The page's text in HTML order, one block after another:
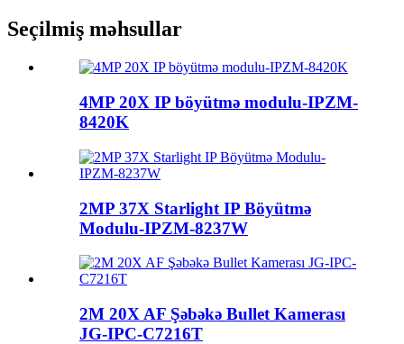
Seçilmiş məhsullar
4MP 20X IP böyütmə modulu-IPZM-
8420K
2MP 37X Starlight IP Böyütmə
Modulu-IPZM-8237W
2M 20X AF Şəbəkə Bullet Kamerası
JG-IPC-C7216T